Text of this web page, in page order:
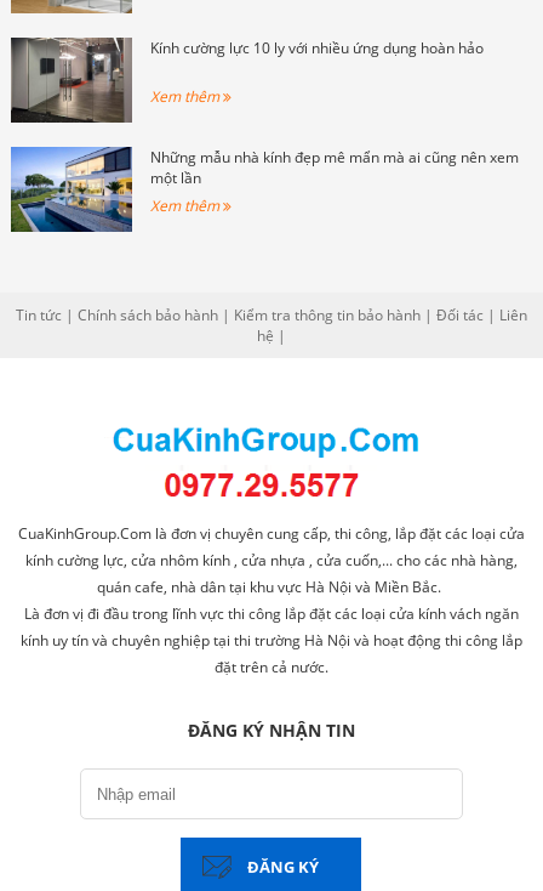
Kính cường lực 10 ly với nhiều ứng dụng hoàn hảo
Xem thêm
Những mẫu nhà kính đẹp mê mẩn mà ai cũng nên xem
một lần
Xem thêm
Tin tức | Chính sách bảo hành| Kiểm tra thông tin bảo hành| Đối tác | Liên
hệ |
CuaKinhGroup.Com là đơn vị chuyên cung cấp, thi công, lắp đặt các loại cửa
kính cường lực, cửa nhôm kính , cửa nhựa , cửa cuốn,... cho các nhà hàng,
quán cafe, nhà dân tại khu vực Hà Nội và Miền Bắc.
Là đơn vị đi đầu trong lĩnh vực thi công lắp đặt các loại cửa kính vách ngăn
kính uy tín và chuyên nghiệp tại thi trường Hà Nội và hoạt động thi công lắp
đặt trên cả nước.
ĐĂNG KÝ NHẬN TIN
ĐĂNG KÝ